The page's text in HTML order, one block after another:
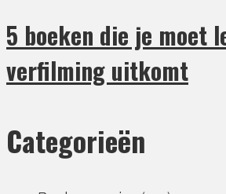
5 boeken die je moet
verfilming uitkomt
Categorieën